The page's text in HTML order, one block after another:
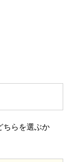
ちらを選ぶか